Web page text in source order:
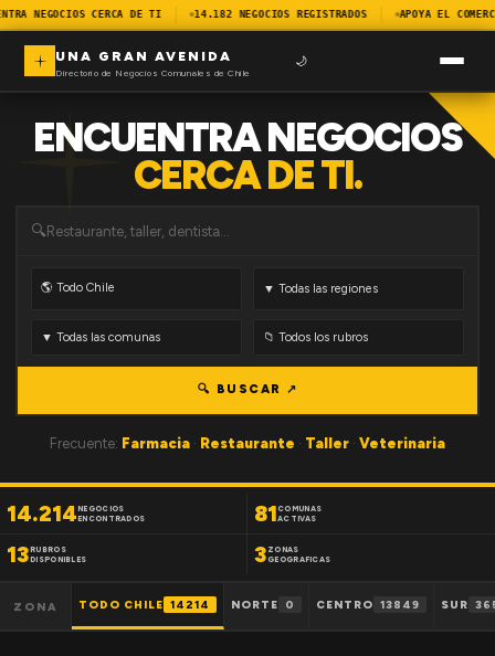
NEGOCIOS CERCA DE TI 14.182 NEGOCIOS REGISTRADOS APOYA EL
UNA GRAN AVENIDA
Directorio de Negocios Comunales de Chile
🌙
ENCUENTRA NEGOCIOS
CERCA DE TI.
🔍
🔍 BUSCAR ↗
Frecuente: Farmacia · Restaurante · Taller · Veterinaria
14.214NEGOCIOS
ENCONTRADOS
81 COMUNAS
ACTIVAS
13RUBROS
DISPONIBLES
3 ZONAS
GEOGRAFICAS
ZONA TODO CHILE 14214 NORTE 0 CENTRO 13849 SUR